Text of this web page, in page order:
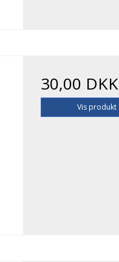
30,00 DKK
Vis produkt